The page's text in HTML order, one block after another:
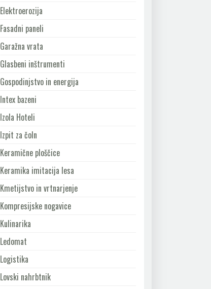
Elektroerozija
Fasadni paneli
Garažna vrata
Glasbeni inštrumenti
Gospodinjstvo in energija
Intex bazeni
Izola Hoteli
Izpit za čoln
Keramične ploščice
Keramika imitacija lesa
Kmetijstvo in vrtnarjenje
Kompresijske nogavice
Kulinarika
Ledomat
Logistika
Lovski nahrbtnik